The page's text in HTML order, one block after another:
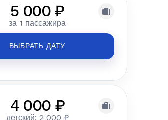
5 000 ₽
за 1 пассажира
ВЫБРАТЬ ДАТУ
4 000 ₽
детский: 2 000 ₽